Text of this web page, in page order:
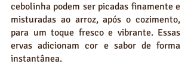
cebolinha podem ser picadas finamente e
misturadas ao arroz, após o cozimento,
para um toque fresco e vibrante. Essas
ervas adicionam cor e sabor de forma
instantânea.